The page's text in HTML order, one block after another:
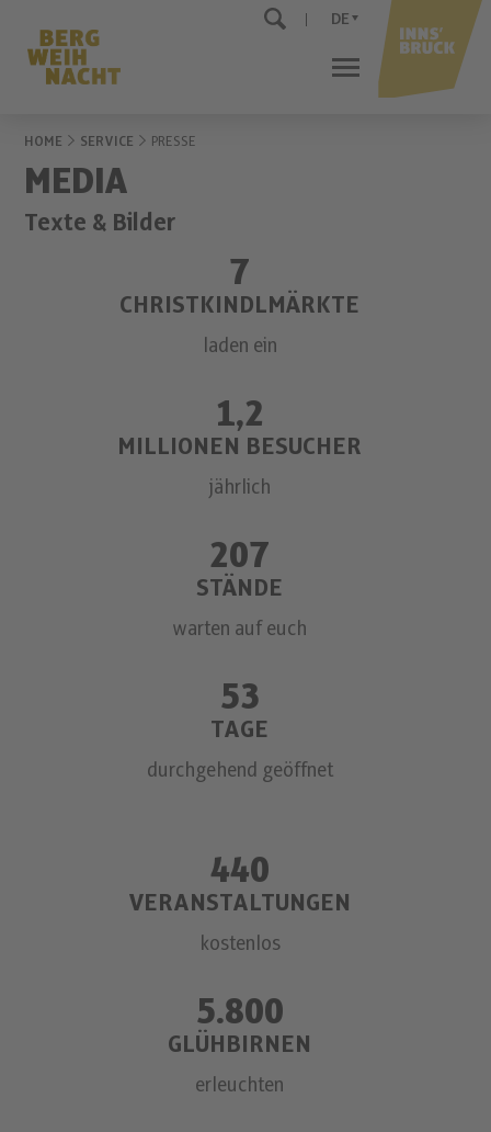
DE
HOME SERVICE PRESSE
MEDIA
Texte & Bilder
7
CHRISTKINDLMÄRKTE
laden ein
1,2
MILLIONEN BESUCHER
jährlich
207
STÄNDE
warten auf euch
53
TAGE
durchgehend geöffnet
440
VERANSTALTUNGEN
kostenlos
5.800
GLÜHBIRNEN
erleuchten